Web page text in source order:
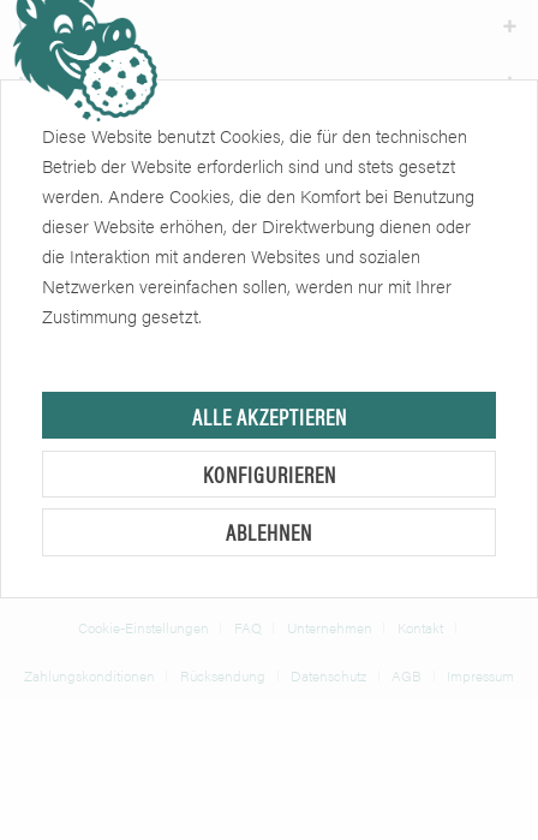
Weiteres
Newsletter
Zertifikate Soziale Netzwerke
Hersteller, sofern nicht anders angegeben, ist die Friedrich Eberlein GmbH.
Verkauf nur an Unternehmer, Gewerbetreibende, Freiberufler und öffentliche
Institutionen, nicht jedoch an Verbraucher im Sinne des § 13 BGB. Alle
Preise in Euro zzgl. gesetzl. MwSt. Angebote freibleibend.
* Alle Preise verstehen sich zzgl. Mehrwertsteuer undVersandkostenund ggf.
Cookie-Einstellungen FAQ Unternehmen Kontakt
Zahlungskonditionen Rücksendung Datenschutz AGB Impressum
Diese Website benutzt Cookies, die für den technischen
Betrieb der Website erforderlich sind und stets gesetzt
werden. Andere Cookies, die den Komfort bei Benutzung
dieser Website erhöhen, der Direktwerbung dienen oder
die Interaktion mit anderen Websites und sozialen
Netzwerken vereinfachen sollen, werden nur mit Ihrer
Zustimmung gesetzt.
ALLE AKZEPTIEREN
KONFIGURIEREN
ABLEHNEN